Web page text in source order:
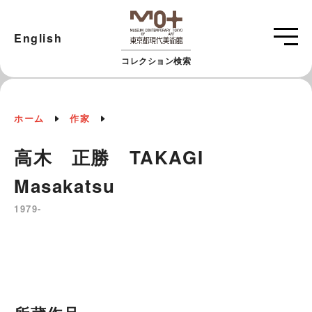
コレクション検索
English
ホーム 作家
高木 正勝 TAKAGI
Masakatsu
1979-